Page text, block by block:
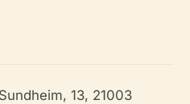
13, 21003